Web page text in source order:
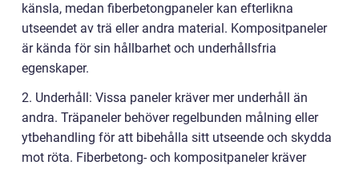
känsla, medan fiberbetongpaneler kan efterlikna
utseendet av trä eller andra material. Kompositpaneler
är kända för sin hållbarhet och underhållsfria
egenskaper.
2. Underhåll: Vissa paneler kräver mer underhåll än
andra. Träpaneler behöver regelbunden målning eller
ytbehandling för att bibehålla sitt utseende och skydda
mot röta. Fiberbetong- och kompositpaneler kräver